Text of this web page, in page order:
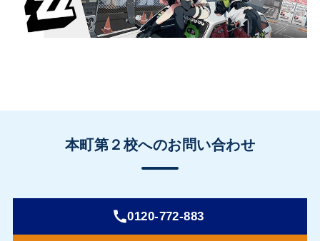
本町第２校へのお問い合わせ
0120-772-883